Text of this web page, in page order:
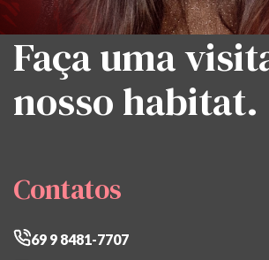
Faça uma
nosso habitat.
Contatos
69 9 8481-7707